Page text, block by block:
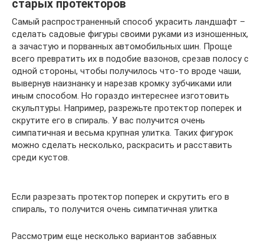
старых протекторов
Самый распространенный способ украсить ландшафт –
сделать садовые фигуры своими руками из изношенных,
а зачастую и порванных автомобильных шин. Проще
всего превратить их в подобие вазонов, срезав полосу с
одной стороны, чтобы получилось что-то вроде чаши,
вывернув наизнанку и нарезав кромку зубчиками или
иным способом. Но гораздо интереснее изготовить
скульптуры. Например, разрежьте протектор поперек и
скрутите его в спираль. У вас получится очень
симпатичная и весьма крупная улитка. Таких фигурок
можно сделать несколько, раскрасить и расставить
среди кустов.
Если разрезать протектор поперек и скрутить его в
спираль, то получится очень симпатичная улитка
Рассмотрим еще несколько вариантов забавных